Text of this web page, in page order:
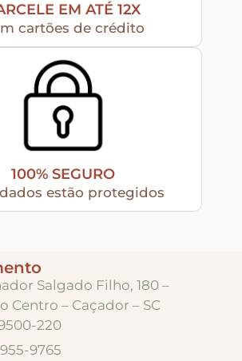
– Diversos
EM ATÉ 12X
cartões de crédito
100% SEGURO
estão protegidos
Salgado Filho, 180 –
Centro – Caçador – SC
220
9765